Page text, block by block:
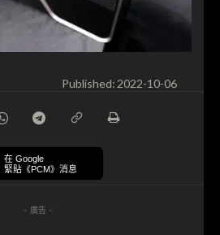
Published: 2022-10-06
在 Google
緊貼《PCM》消息
- 廣告 -